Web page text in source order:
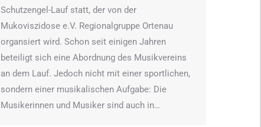
Schutzengel-Lauf statt, der von der
Mukoviszidose e.V. Regionalgruppe Ortenau
organsiert wird. Schon seit einigen Jahren
beteiligt sich eine Abordnung des Musikvereins
an dem Lauf. Jedoch nicht mit einer sportlichen,
sondern einer musikalischen Aufgabe: Die
Musikerinnen und Musiker sind auch in…